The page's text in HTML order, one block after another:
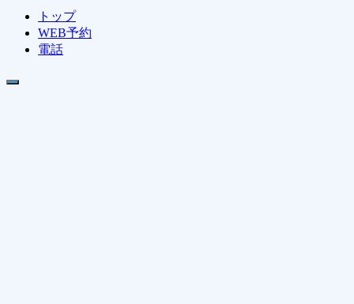
トップ
WEB予約
電話